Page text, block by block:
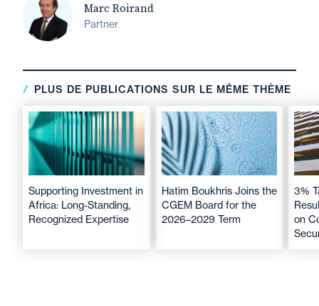
Marc Roirand
Partner
PLUS DE PUBLICATIONS SUR LE MÊME THÈME
Supporting Investment in
Africa: Long-Standing,
Recognized Expertise
Hatim Boukhris Joins the
CGEM Board for the
2026–2029 Term
3%
on